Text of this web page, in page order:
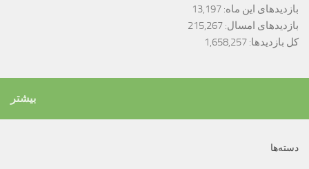
بازدیدهای این ماه: 13,197
بازدیدهای امسال: 215,267
کل بازدیدها: 1,658,257
بیشتر
دسته‌ها